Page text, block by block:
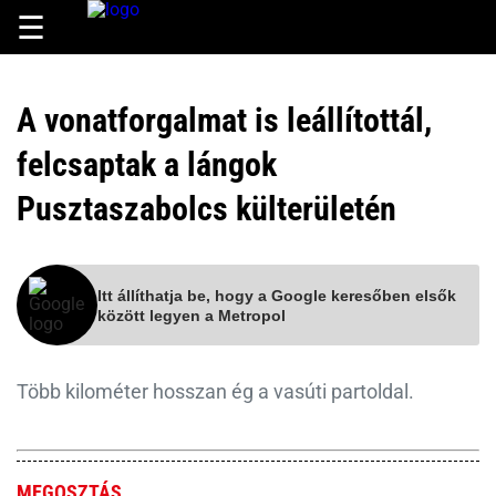
☰
A vonatforgalmat is leállítottál,
felcsaptak a lángok
Pusztaszabolcs külterületén
Itt állíthatja be, hogy a Google keresőben elsők
között legyen a Metropol
Több kilométer hosszan ég a vasúti partoldal.